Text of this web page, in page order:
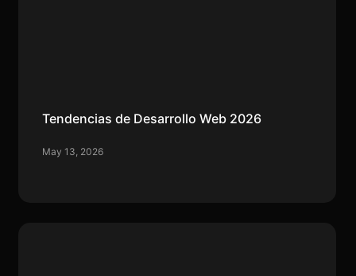
Tendencias de Desarrollo Web 2026
May 13, 2026